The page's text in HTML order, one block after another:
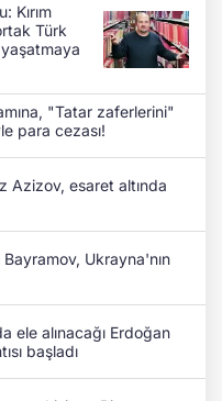
Kırım
Türk
"Tatar zaferlerini"
para cezası!
Azizov, esaret altında
Bayramov, Ukrayna'nın
ele alınacağı Erdoğan
başladı